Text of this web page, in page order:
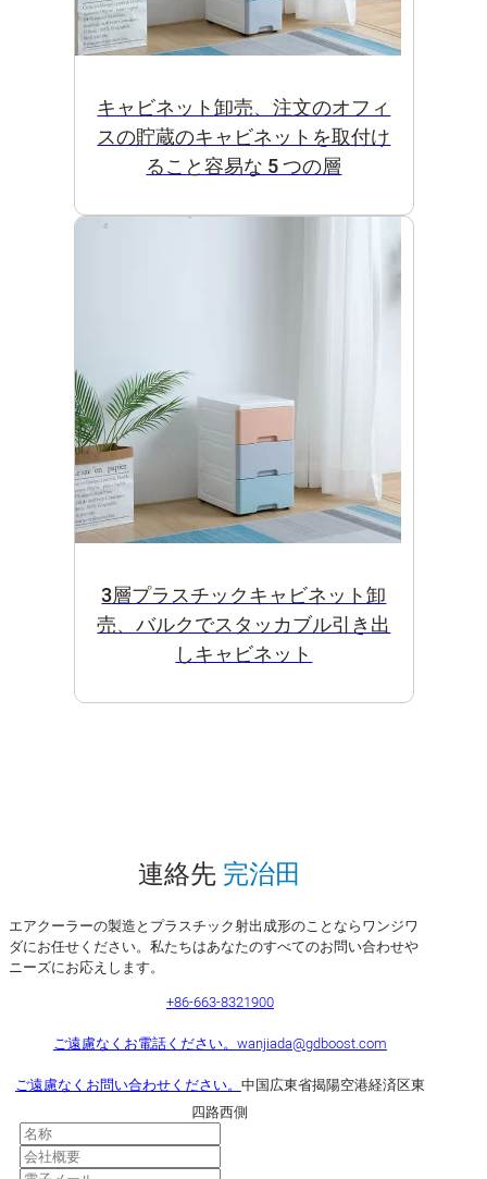
キャビネット卸売、注文のオフィ
スの貯蔵のキャビネットを取付け
ること容易な 5 つの層
3層プラスチックキャビネット卸
売、バルクでスタッカブル引き出
しキャビネット
連絡先 完治田
エアクーラーの製造とプラスチック射出成形のことならワンジワ
ダにお任せください。私たちはあなたのすべてのお問い合わせや
ニーズにお応えします。
+86-663-8321900
ご遠慮なくお電話ください。 wanjiada@gdboost.com
ご遠慮なくお問い合わせください。 中国広東省揭陽空港経済区東
四路西側